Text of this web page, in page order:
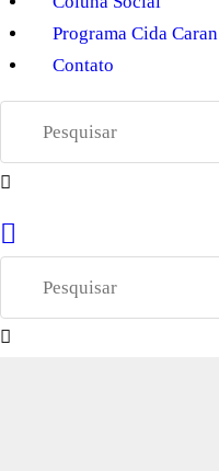
Programa Cida Caran
Contato